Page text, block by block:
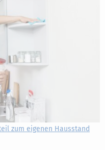
zum eigenen Hausstand